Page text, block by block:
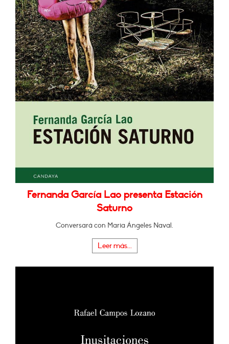
Fernanda García Lao presenta Estación
Saturno
Conversará con Maria Ángeles Naval.
Leer más...